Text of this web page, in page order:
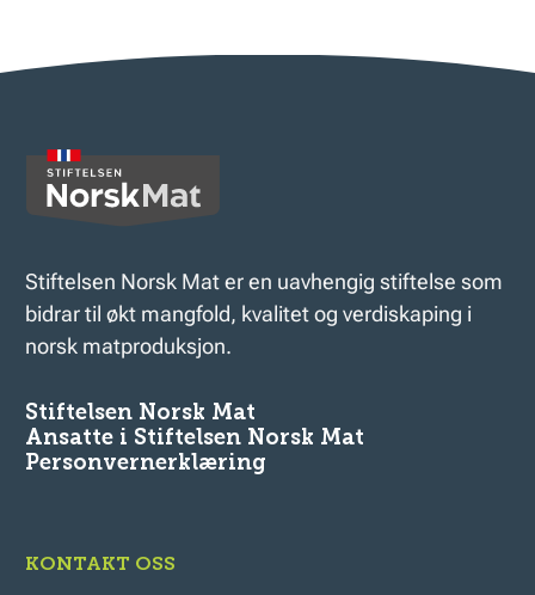
Stiftelsen Norsk Mat er en uavhengig stiftelse som
bidrar til økt mangfold, kvalitet og verdiskaping i
norsk matproduksjon.
Stiftelsen Norsk Mat
Ansatte i Stiftelsen Norsk Mat
Personvernerklæring
KONTAKT OSS